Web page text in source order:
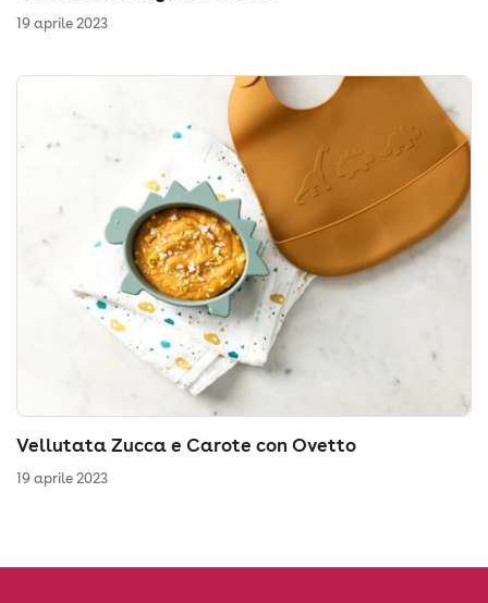
19 aprile 2023
Vellutata Zucca e Carote con Ovetto
19 aprile 2023